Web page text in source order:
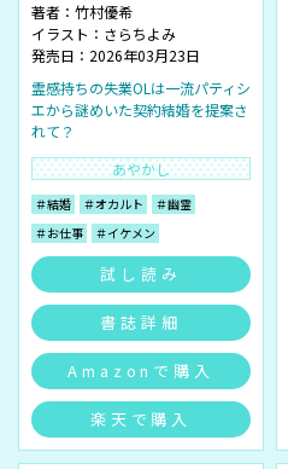
著者： 竹村優希
イラスト： さらちよみ
発売日：2026年03月23日
霊感持ちの失業OLは一流パティシ
エから謎めいた契約結婚を提案さ
れて？
あやかし
＃結婚 ＃オカルト
＃幽霊
＃お仕事
＃イケメン
試し読み
書誌詳細
Amazonで購入
楽天で購入